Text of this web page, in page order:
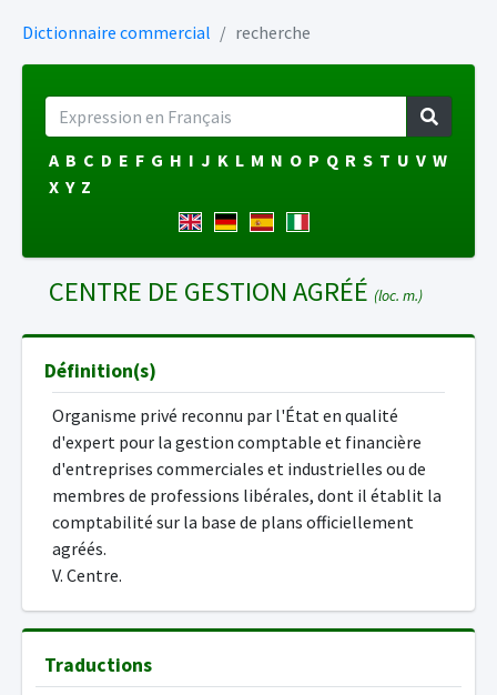
Dictionnaire commercial recherche
A B C D E F G H I J K L M N O P Q R S T U V W
X Y Z
CENTRE DE GESTION AGRÉÉ (loc. m.)
Définition(s)
Organisme privé reconnu par l'État en qualité
d'expert pour la gestion comptable et financière
d'entreprises commerciales et industrielles ou de
membres de professions libérales, dont il établit la
comptabilité sur la base de plans officiellement
agréés.
V. Centre.
Traductions